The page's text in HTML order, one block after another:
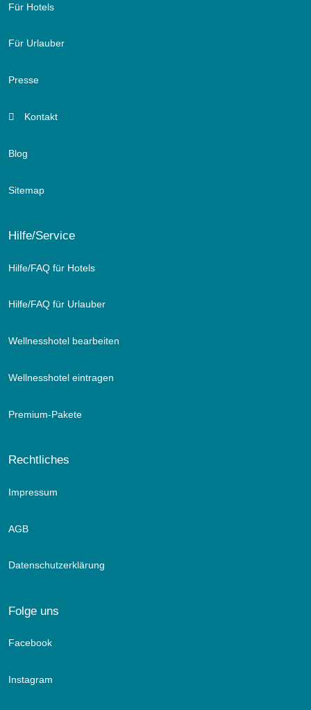
Für Hotels
Für Urlauber
Presse
Kontakt
Blog
Sitemap
Hilfe/Service
Hilfe/FAQ für Hotels
Hilfe/FAQ für Urlauber
Wellnesshotel bearbeiten
Wellnesshotel eintragen
Premium-Pakete
Rechtliches
Impressum
AGB
Datenschutzerklärung
Folge uns
Facebook
Instagram